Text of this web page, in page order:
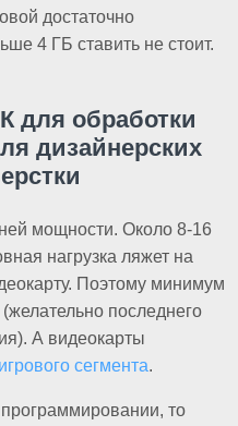
достаточно
4 ГБ ставить не стоит.
для обработки
дизайнерских
мощности. Около 8-16
нагрузка ляжет на
Поэтому минимум
последнего
А видеокарты
сегмента.
то